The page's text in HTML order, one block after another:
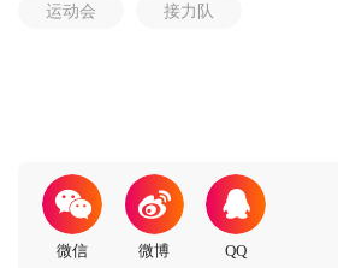
运动会 接力队